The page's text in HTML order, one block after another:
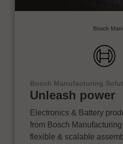
Bosch Manufacturing
Unleash power
Electronics & Battery
from Bosch
flexible & scalable